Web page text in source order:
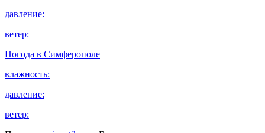
давление:
ветер:
Погода в Симферополе
влажность:
давление:
ветер: